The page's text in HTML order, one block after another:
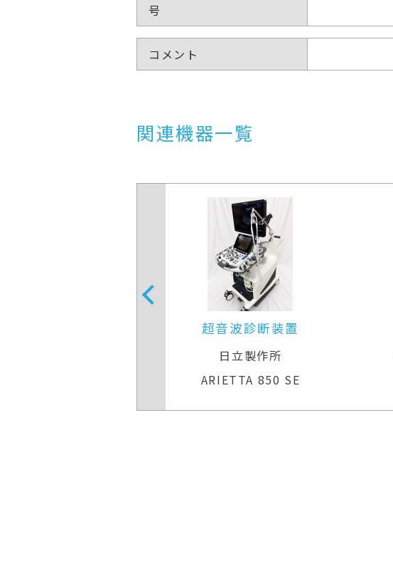
号
コメント
関連機器一覧
超音波診断装置
日立製作所
ARIETTA 850 SE